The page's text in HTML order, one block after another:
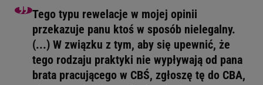
Tego typu rewelacje w mojej opinii
przekazuje panu ktoś w sposób nielegalny.
(...) W związku z tym, aby się upewnić, że
tego rodzaju praktyki nie wypływają od pana
brata pracującego w CBŚ, zgłoszę tę do CBA,